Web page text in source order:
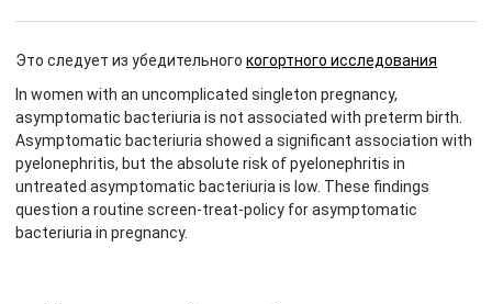
Это следует из убедительного когортного исследования
In women with an uncomplicated singleton pregnancy,
asymptomatic bacteriuria is not associated with preterm birth.
Asymptomatic bacteriuria showed a significant association with
pyelonephritis, but the absolute risk of pyelonephritis in
untreated asymptomatic bacteriuria is low. These findings
question a routine screen-treat-policy for asymptomatic
bacteriuria in pregnancy.